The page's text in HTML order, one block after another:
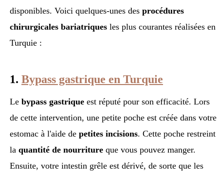
disponibles. Voici quelques-unes des procédures
chirurgicales bariatriques les plus courantes réalisées en
Turquie :
1. Bypass gastrique en Turquie
Le bypass gastrique est réputé pour son efficacité. Lors
de cette intervention, une petite poche est créée dans votre
estomac à l'aide de petites incisions. Cette poche restreint
la quantité de nourriture que vous pouvez manger.
Ensuite, votre intestin grêle est dérivé, de sorte que les